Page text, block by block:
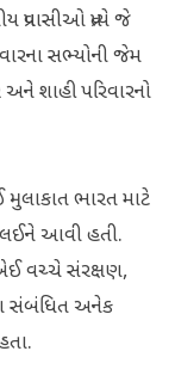
પ્રત્યે જે
સભ્યોની જેમ
શાહી પરિવારનો
મુલાકાત ભારત માટે
લઈને આવી હતી.
વચ્ચે સંરક્ષણ,
સંબંધિત અનેક